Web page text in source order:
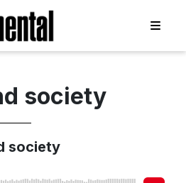
society
society